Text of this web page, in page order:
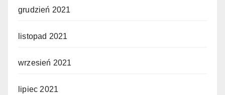
grudzień 2021
listopad 2021
wrzesień 2021
lipiec 2021